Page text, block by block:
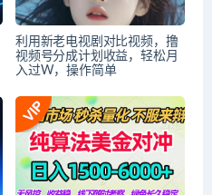
利用新老电视剧对比视频，撸
视频号分成计划收益，轻松月
入过W，操作简单